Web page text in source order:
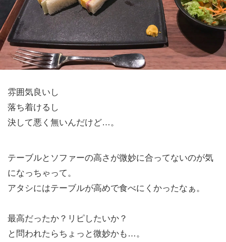
雰囲気良いし
落ち着けるし
決して悪く無いんだけど…。
テーブルとソファーの高さが微妙に合ってないのが気
になっちゃって。
アタシにはテーブルが高めで食べにくかったなぁ。
最高だったか？リピしたいか？
と問われたらちょっと微妙かも…。